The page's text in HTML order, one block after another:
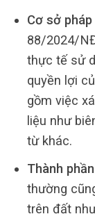
Cơ sở pháp
88/2024/
thực tế sử
quyền lợi
gồm việc
liệu như
từ khác.
Thành
thường
trên đất